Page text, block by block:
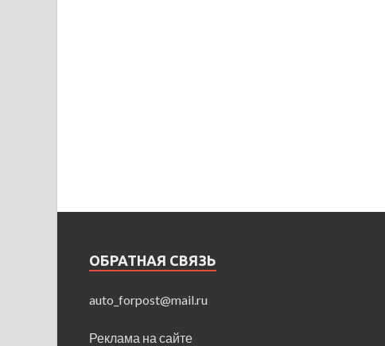
ОБРАТНАЯ СВЯЗЬ
auto_forpost@mail.ru
Реклама на сайте